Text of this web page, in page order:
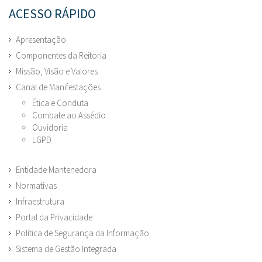
ACESSO RÁPIDO
Apresentação
Componentes da Reitoria
Missão, Visão e Valores
Canal de Manifestações
Ética e Conduta
Combate ao Assédio
Ouvidoria
LGPD
Entidade Mantenedora
Normativas
Infraestrutura
Portal da Privacidade
Política de Segurança da Informação
Sistema de Gestão Integrada